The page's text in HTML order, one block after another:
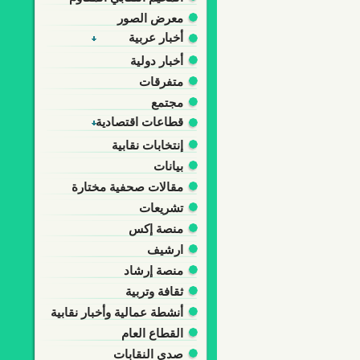
معرض الصور
أخبار عربية
أخبار دولية
متفرقات
مجتمع
قطاعات اقتصادية
إنتخابات نقابية
بيانات
مقالات صحفية مختارة
تشريعات
منصة إكس
ارشيف
منصة إرشاد
ثقافة وتربية
أنشطة عمالية وأخبار نقابية
القطاع العام
صدى النقابات